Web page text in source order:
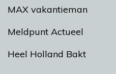
MAX vakantieman
Meldpunt Actueel
Heel Holland Bakt